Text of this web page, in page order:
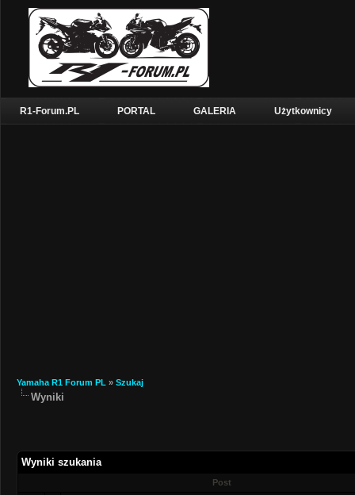
R1-Forum.PL PORTAL GALERIA Użytkownicy
Yamaha R1 Forum PL » Szukaj
Wyniki
Wyniki szukania
Post